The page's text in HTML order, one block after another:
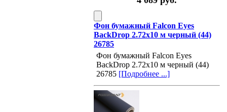
Фон бумажный Falcon Eyes
BackDrop 2.72x10 м черный (44)
26785
Фон бумажный Falcon Eyes
BackDrop 2.72x10 м черный (44)
26785 [Подробнее ...]